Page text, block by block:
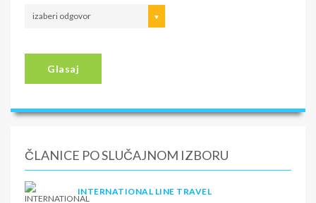
izaberi odgovor
Glasaj
ČLANICE PO SLUČAJNOM IZBORU
INTERNATIONAL LINE TRAVEL